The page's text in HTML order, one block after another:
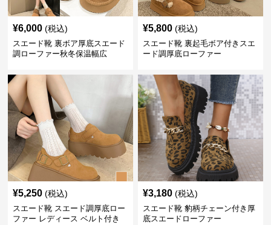
¥6,000 (税込)
スエード靴 裏ボア厚底スエード
調ローファー秋冬保温幅広
¥5,800 (税込)
スエード靴 裏起毛ボア付きスエ
ード調厚底ローファー
¥5,250 (税込)
スエード靴 スエード調厚底ロー
ファー レディース ベルト付き
¥3,180 (税込)
スエード靴 豹柄チェーン付き厚
底スエードローファー